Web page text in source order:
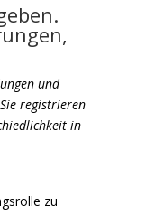
und
registrieren
in
zu